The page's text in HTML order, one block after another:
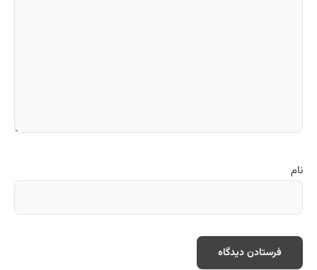
نام